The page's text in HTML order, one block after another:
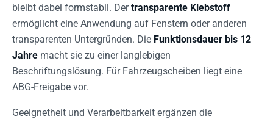
bleibt dabei formstabil. Dertransparente Klebstoff
ermöglicht eine Anwendung auf Fenstern oder anderen
transparenten Untergründen. Die Funktionsdauer bis 12
Jahre macht sie zu einer langlebigen
Beschriftungslösung. Für Fahrzeugscheiben liegt eine
ABG-Freigabe vor.
Geeignetheit und Verarbeitbarkeit ergänzen die